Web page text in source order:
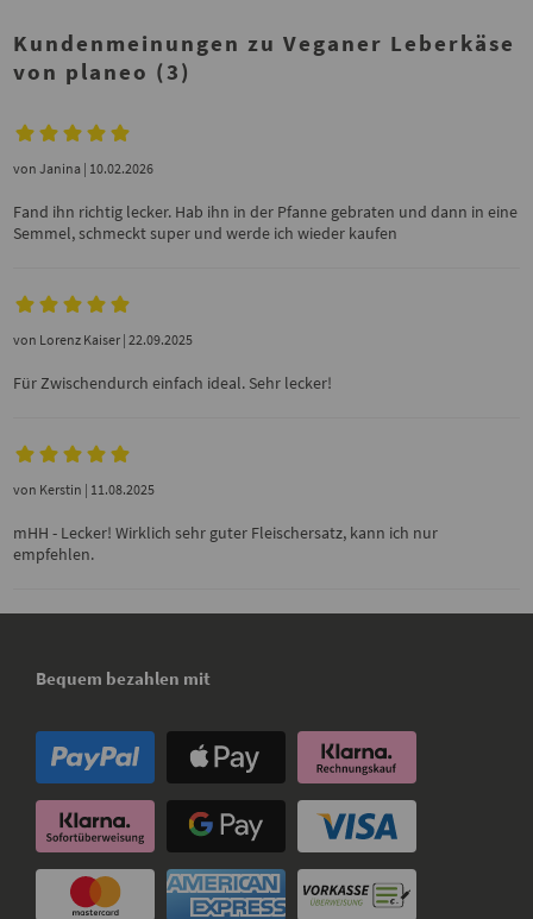
Kundenmeinungen zu Veganer Leberkäse
von planeo (3)
vonJanina | 10.02.2026
Fand ihn richtig lecker. Hab ihn in der Pfanne gebraten und dann in eine
Semmel, schmeckt super und werde ich wieder kaufen
von Lorenz Kaiser | 22.09.2025
Für Zwischendurch einfach ideal. Sehr lecker!
von Kerstin | 11.08.2025
mHH - Lecker! Wirklich sehr guter Fleischersatz, kann ich nur
empfehlen.
Bequem bezahlen mit